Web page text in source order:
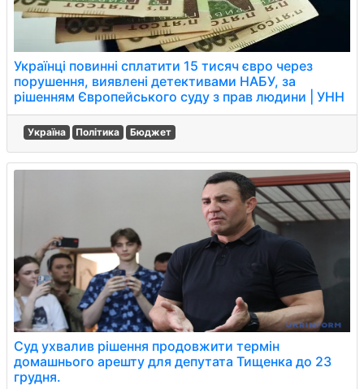
Українці повинні сплатити 15 тисяч євро через
порушення, виявлені детективами НАБУ, за
рішенням Європейського суду з прав людини | УНН
Україна Політика Бюджет
Суд ухвалив рішення продовжити термін
домашнього арешту для депутата Тищенка до 23
грудня.